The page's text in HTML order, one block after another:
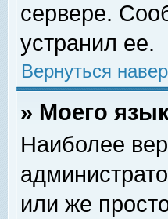
сервере.
устранил ее.
Вернуться
» Моего
Наиболее
или же